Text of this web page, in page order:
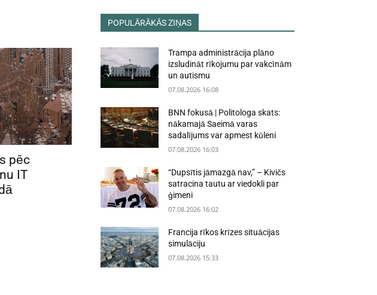
pēc
IT
POPULĀRĀKĀS ZIŅAS
Trampa administrācija plāno
izsludināt rīkojumu par vakcīnām
un autismu
07.08.2026 16:08
BNN fokusā | Politologa skats:
nākamajā Saeimā varas
sadalījums var apmest kūleni
07.08.2026 16:03
“Dupsītis jāmazgā nav,” – Kivičs
satracina tautu ar viedokli par
ģimeni
07.08.2026 16:02
Francija rīkos krīzes situācijas
simulāciju
07.08.2026 15:33